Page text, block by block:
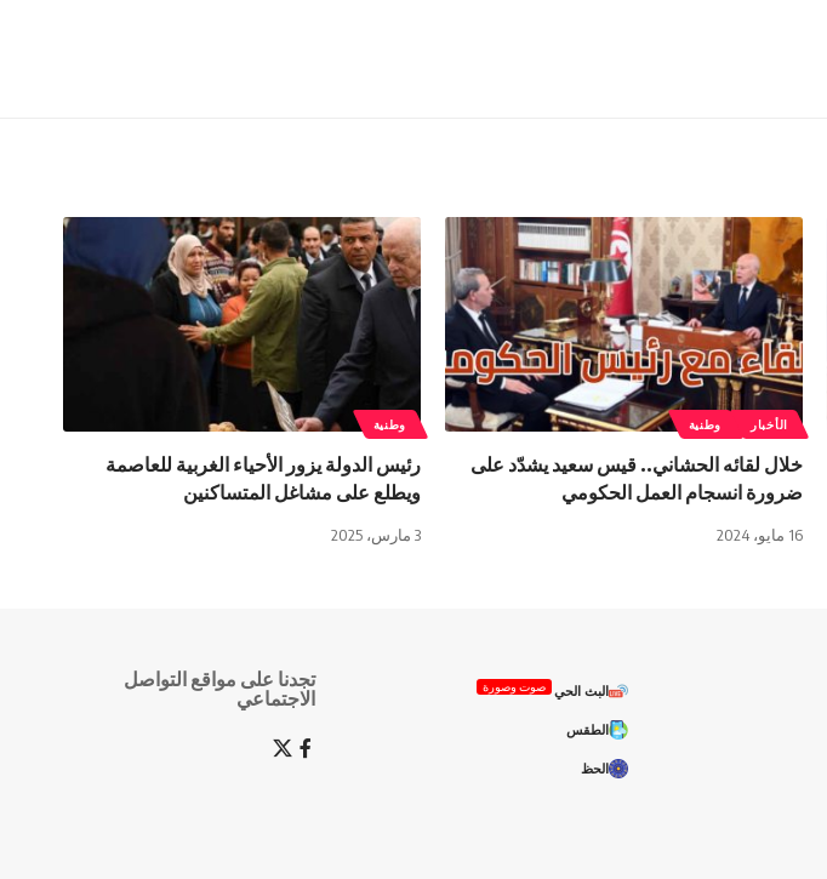
الأخبار وطنية
خلال لقائه الحشاني.. قيس سعيد يشدّد على
ضرورة انسجام العمل الحكومي
16 مايو، 2024
وطنية
رئيس الدولة يزور الأحياء الغربية للعاصمة
ويطلع على مشاغل المتساكنين
3 مارس، 2025
البث الحي صوت وصورة
الطقس
الحظ
تجدنا على مواقع التواصل
الاجتماعي